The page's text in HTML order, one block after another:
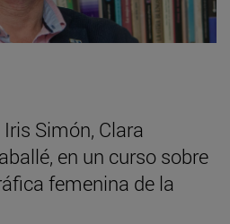
Simón, Clara
en un curso sobre
femenina de la